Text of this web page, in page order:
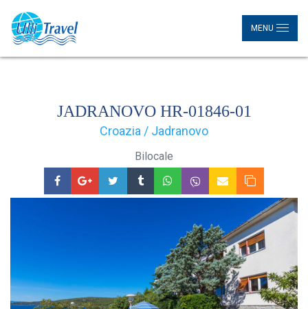
MENU
JADRANOVO HR-01846-01
Croazia / Jadranovo
Bilocale